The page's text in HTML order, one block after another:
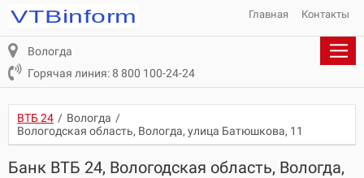
Главная Контакты
Вологда
Горячая линия: 8 800 100-24-24
ВТБ 24 / Вологда /
Вологодская область, Вологда, улица Батюшкова, 11
Банк ВТБ 24, Вологодская область, Вологда,